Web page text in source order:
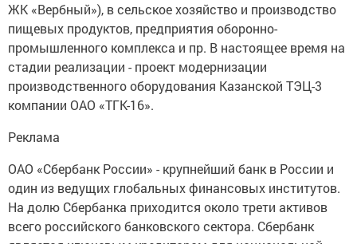
ЖК «Вербный»), в сельское хозяйство и производство
пищевых продуктов, предприятия оборонно-
промышленного комплекса и пр. В настоящее время на
стадии реализации - проект модернизации
производственного оборудования Казанской ТЭЦ-3
компании ОАО «ТГК-16».
Реклама
ОАО «Сбербанк России» - крупнейший банк в России и
один из ведущих глобальных финансовых институтов.
На долю Сбербанка приходится около трети активов
всего российского банковского сектора. Сбербанк